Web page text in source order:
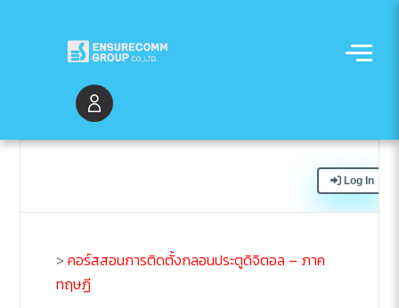
Log In
>คอร์สสอนการติดตั้งกลอนประตูดิจิตอล – ภาค
ทฤษฏี